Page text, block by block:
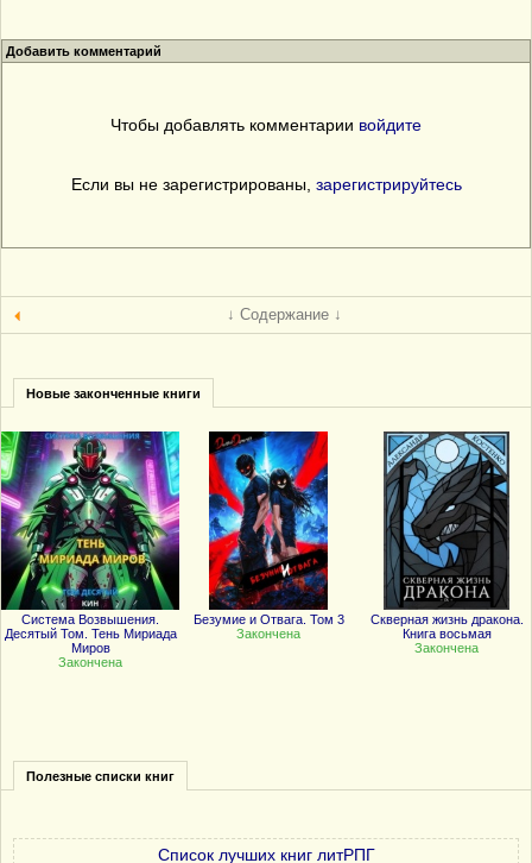
Добавить комментарий
Чтобы добавлять комментарии войдите
Если вы не зарегистрированы, зарегистрируйтесь
↓ Содержание ↓
Новые законченные книги
Система Возвышения.
Десятый Том. Тень Мириада
Миров
Закончена
Безумие и Отвага. Том 3
Закончена
Скверная жизнь дракона.
Книга восьмая
Закончена
Полезные списки книг
Список лучших книг литРПГ